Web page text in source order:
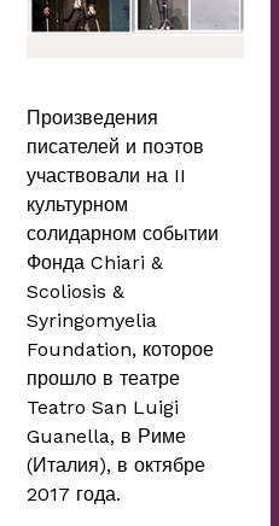
Произведения
писателей и поэтов
участвовали на II
культурном
солидарном событии
Фонда Chiari &
Scoliosis &
Syringomyelia
Foundation, которое
прошло в театре
Teatro San Luigi
Guanella, в Риме
(Италия), в октябре
2017 года.